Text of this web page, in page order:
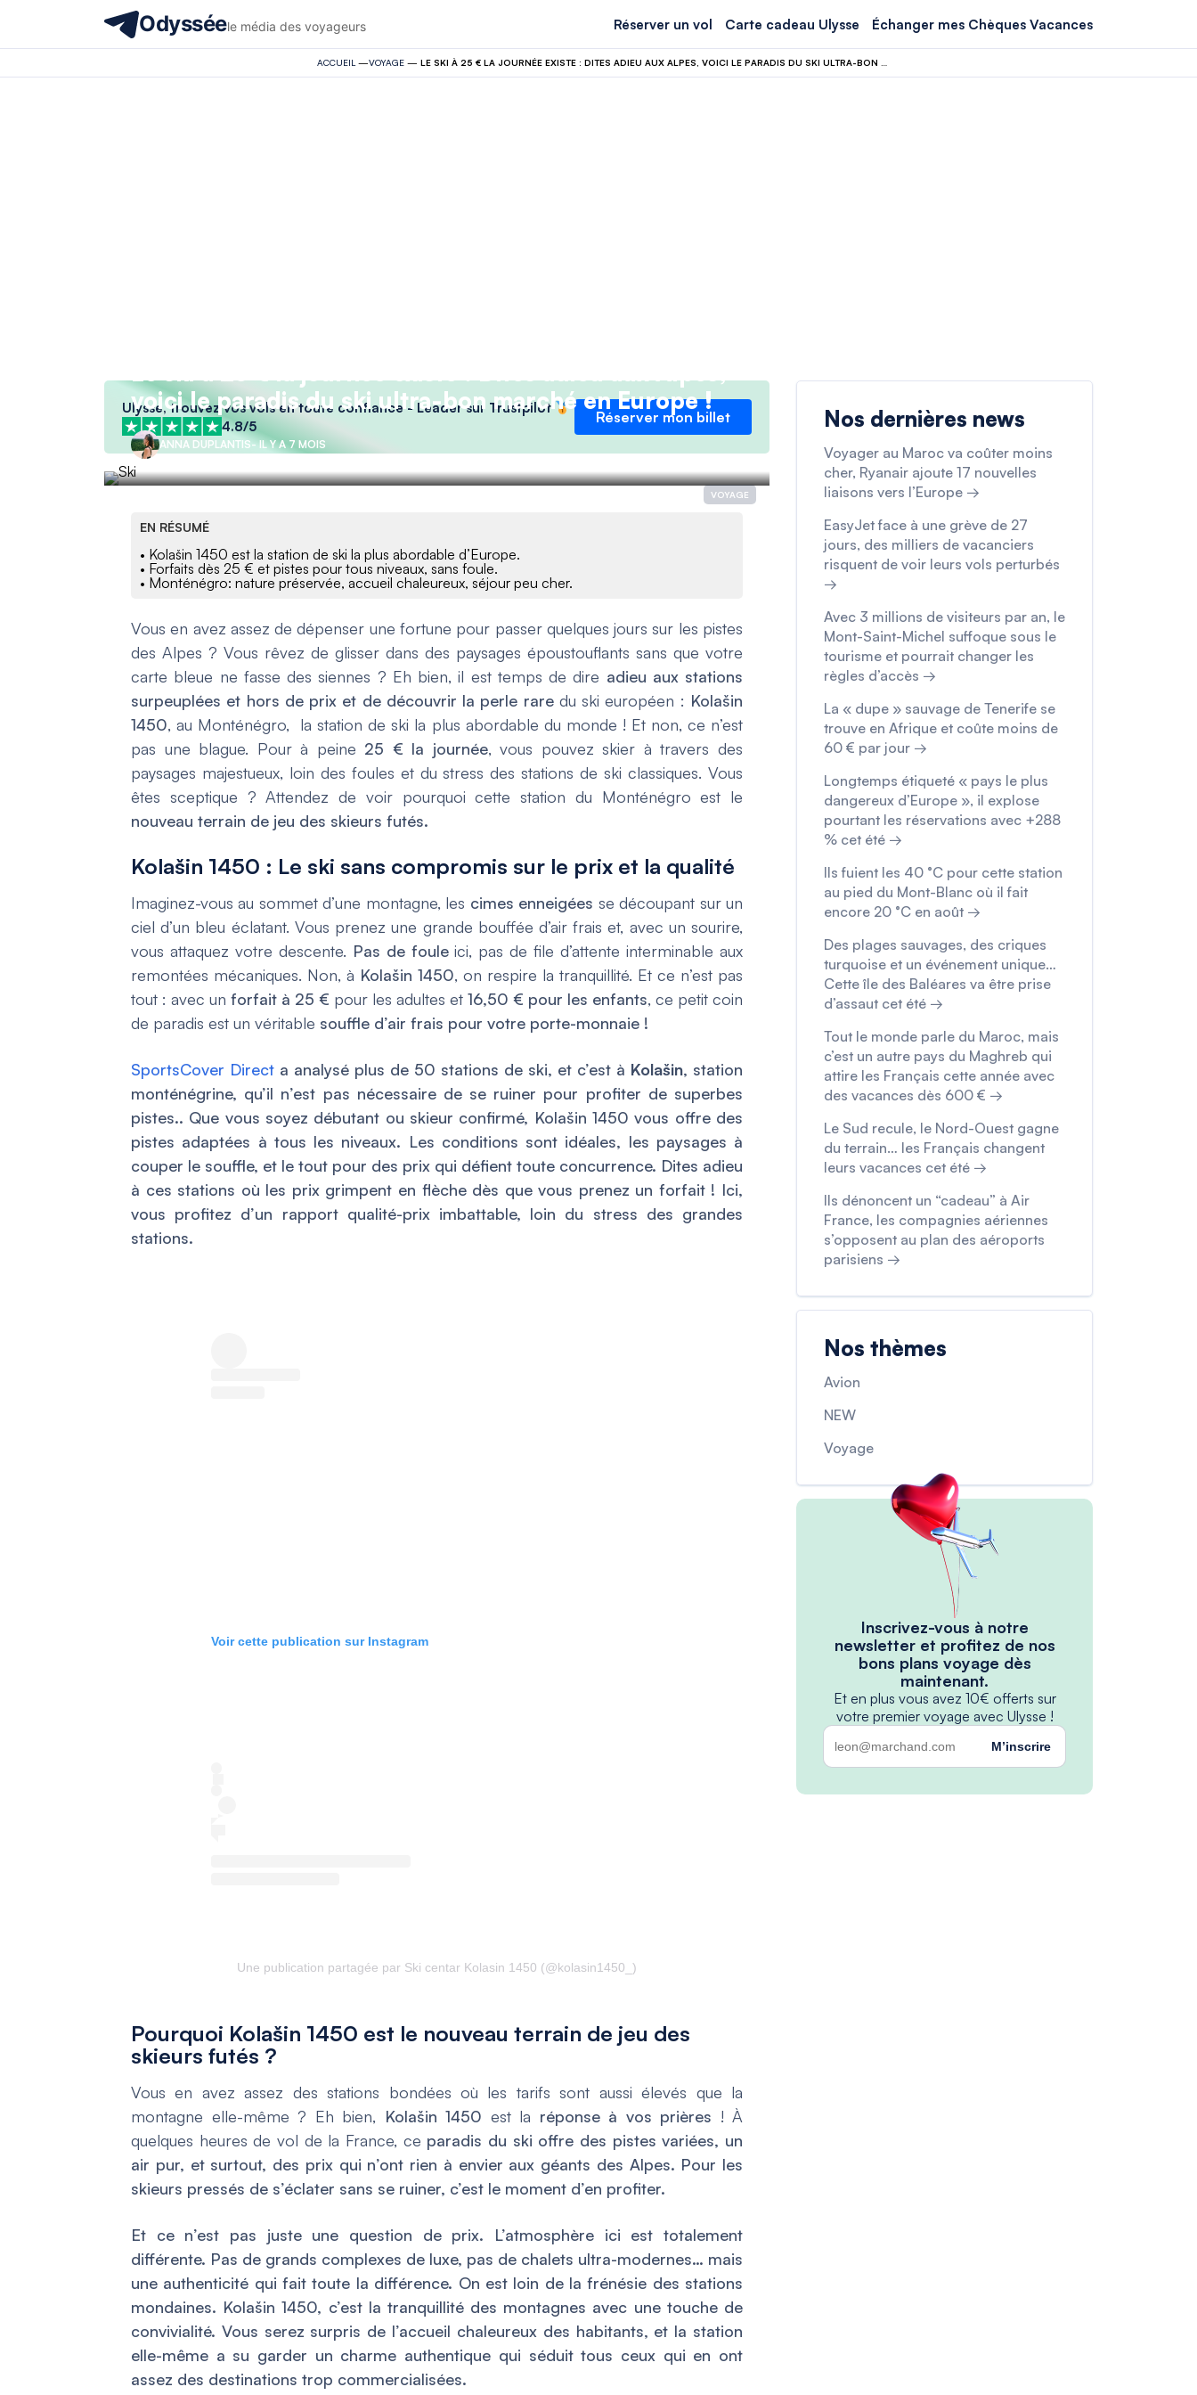
Odysséele média des voyageurs Réserver un vol Carte cadeau Ulysse Échanger mes Chèques Vacances
ACCUEIL —VOYAGE—
Ulysse, trouvez vos vols en toute confiance - Leader sur Trustpilot
4.8/5
Réserver mon billet
VOYAGE
voici le paradis du ski ultra-bon marché en Europe !
ANNA DUPLANTIS- IL Y A 7 MOIS
EN RÉSUMÉ
• Kolašin 1450 est la station de ski la plus abordable d’Europe.
• Forfaits dès 25 € et pistes pour tous niveaux, sans foule.
• Monténégro: nature préservée, accueil chaleureux, séjour peu cher.
Vous en avez assez de dépenser une fortune pour passer quelques jours sur les pistes
des Alpes ? Vous rêvez de glisser dans des paysages époustouflants sans que votre
carte bleue ne fasse des siennes ? Eh bien, il est temps de dire adieu aux stations
surpeuplées et hors de prix et de découvrir la perle raredu ski européen : Kolašin
1450, au Monténégro, la station de ski la plus abordable du monde ! Et non, ce n’est
pas une blague. Pour à peine 25 € la journée, vous pouvez skier à travers des
paysages majestueux, loin des foules et du stress des stations de ski classiques. Vous
êtes sceptique ? Attendez de voir pourquoi cette station du Monténégro est le
nouveau terrain de jeu des skieurs futés.
Kolašin 1450 : Le ski sans compromis sur le prix et la qualité
Imaginez-vous au sommet d’une montagne, les cimes enneigées se découpant sur un
ciel d’un bleu éclatant. Vous prenez une grande bouffée d’air frais et, avec un sourire,
vous attaquez votre descente. Pas de fouleici, pas de file d’attente interminable aux
remontées mécaniques. Non, à Kolašin 1450, on respire la tranquillité. Et ce n’est pas
tout : avec un forfait à 25 € pour les adultes et 16,50 € pour les enfants, ce petit coin
de paradis est un véritable souffle d’air frais pour votre porte-monnaie !
SportsCover Direct a analysé plus de 50 stations de ski, et c’est à Kolašin, station
monténégrine, qu’il n’est pas nécessaire de se ruiner pour profiter de superbes
pistes.. Que vous soyez débutant ou skieur confirmé, Kolašin 1450 vous offre des
pistes adaptées à tous les niveaux. Les conditions sont idéales, les paysages à
couper le souffle, et le tout pour des prix qui défient toute concurrence. Dites adieu
à ces stations où les prix grimpent en flèche dès que vous prenez un forfait ! Ici,
vous profitez d’un rapport qualité-prix imbattable, loin du stress des grandes
stations.
Voir cette publication sur Instagram
Une publication partagée par Ski centar Kolasin 1450 (@kolasin1450_)
Pourquoi Kolašin 1450 est le nouveau terrain de jeu des
skieurs futés ?
Vous en avez assez des stations bondées où les tarifs sont aussi élevés que la
montagne elle-même ? Eh bien, Kolašin 1450 est la réponse à vos prières ! À
quelques heures de vol de la France, ce paradis du ski offre des pistes variées, un
air pur, et surtout, des prix qui n’ont rien à envier aux géants des Alpes. Pour les
skieurs pressés de s’éclater sans se ruiner, c’est le moment d’en profiter.
Et ce n’est pas juste une question de prix. L’atmosphère ici est totalement
différente. Pas de grands complexes de luxe, pas de chalets ultra-modernes… mais
une authenticité qui fait toute la différence. On est loin de la frénésie des stations
mondaines. Kolašin 1450, c’est la tranquillité des montagnes avec une touche de
convivialité. Vous serez surpris de l’accueil chaleureux des habitants, et la station
elle-même a su garder un charme authentique qui séduit tous ceux qui en ont
assez des destinations trop commercialisées.
Nos dernières news
Voyager au Maroc va coûter moins
cher, Ryanair ajoute 17 nouvelles
liaisons vers l’Europe →
EasyJet face à une grève de 27
jours, des milliers de vacanciers
risquent de voir leurs vols perturbés
→
Avec 3 millions de visiteurs par an, le
Mont-Saint-Michel suffoque sous le
tourisme et pourrait changer les
règles d’accès →
La « dupe » sauvage de Tenerife se
trouve en Afrique et coûte moins de
60 € par jour →
Longtemps étiqueté « pays le plus
dangereux d’Europe », il explose
pourtant les réservations avec +288
% cet été →
Ils fuient les 40 °C pour cette station
au pied du Mont-Blanc où il fait
encore 20 °C en août →
Des plages sauvages, des criques
turquoise et un événement unique…
Cette île des Baléares va être prise
d’assaut cet été →
Tout le monde parle du Maroc, mais
c’est un autre pays du Maghreb qui
attire les Français cette année avec
des vacances dès 600 € →
Le Sud recule, le Nord-Ouest gagne
du terrain… les Français changent
leurs vacances cet été →
Ils dénoncent un “cadeau” à Air
France, les compagnies aériennes
s’opposent au plan des aéroports
parisiens →
Nos thèmes
Avion
NEW
Voyage
Inscrivez-vous à notre
newsletter et profitez de nos
bons plans voyage dès
maintenant.
Et en plus vous avez 10€ offerts sur
votre premier voyage avec Ulysse !
M’inscrire